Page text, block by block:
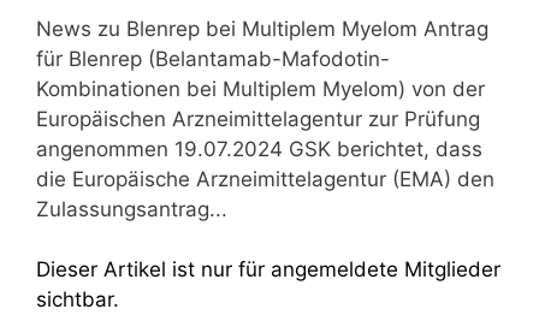
News zu Blenrep bei Multiplem Myelom Antrag
für Blenrep (Belantamab-Mafodotin-
Kombinationen bei Multiplem Myelom) von der
Europäischen Arzneimittelagentur zur Prüfung
angenommen 19.07.2024 GSK berichtet, dass
die Europäische Arzneimittelagentur (EMA) den
Zulassungsantrag...
Dieser Artikel ist nur für angemeldete Mitglieder
sichtbar.